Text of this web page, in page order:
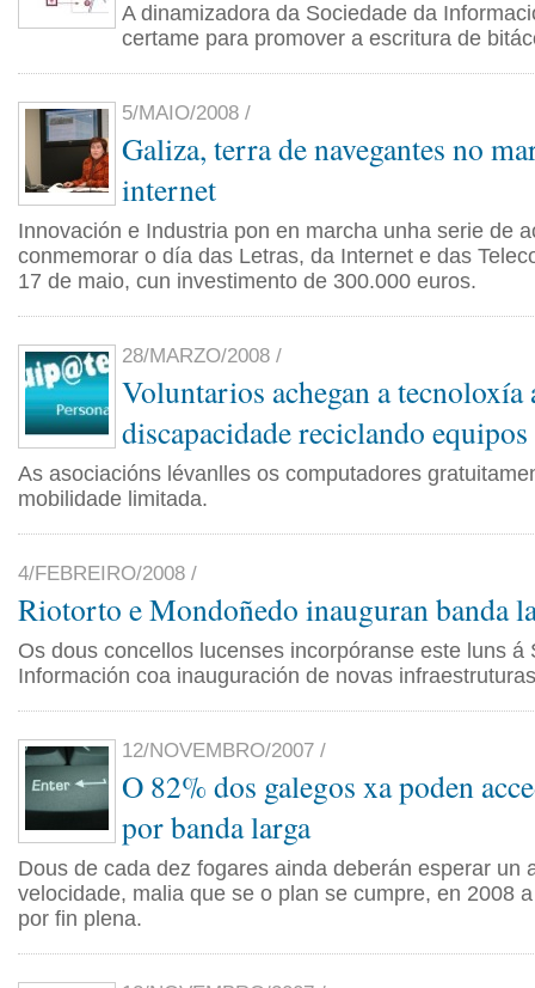
A dinamizadora da Sociedade da
certame para promover a escritura de
5/MAIO/2008 /
Galiza, terra de navegantes no
internet
Innovación e Industria pon en marcha unha serie de
conmemorar o día das Letras, da Internet e das
17 de maio, cun investimento de 300.000 euros.
28/MARZO/2008 /
Voluntarios achegan a tecnoloxía
discapacidade reciclando equipos
As asociacións lévanlles os computadores
mobilidade limitada.
4/FEBREIRO/2008 /
Riotorto e Mondoñedo inauguran banda
Os dous concellos lucenses incorpóranse este luns á
Información coa inauguración de novas
12/NOVEMBRO/2007 /
O 82% dos galegos xa poden
por banda larga
Dous de cada dez fogares ainda deberán esperar un
velocidade, malia que se o plan se cumpre, en 2008
por fin plena.